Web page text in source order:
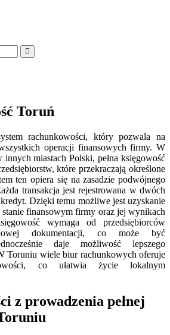
Toruń
rachunkowości, który pozwala na
operacji finansowych firmy. W
miastach Polski, pełna księgowość
które przekraczają określone
ten opiera się na zasadzie podwójnego
transakcja jest rejestrowana w dwóch
Dzięki temu możliwe jest uzyskanie
finansowym firmy oraz jej wynikach
wymaga od przedsiębiorców
dokumentacji, co może być
daje możliwość lepszego
Toruniu wiele biur rachunkowych oferuje
co ułatwia życie lokalnym
z prowadzenia pełnej